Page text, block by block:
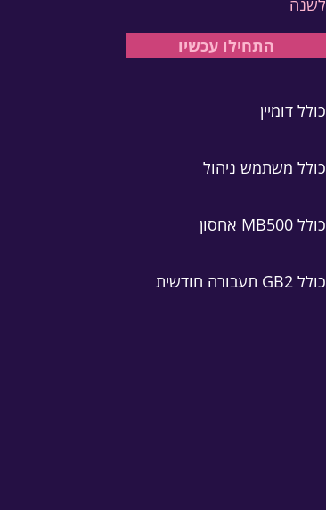
לשנה
התחילו עכשיו
כולל דומיין
כולל משתמש ניהול
כולל MB500 אחסון
כולל GB2 תעבורה חודשית